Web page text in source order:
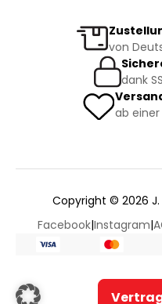
von
dank
ab
Copyright © 2026
Facebook|Instagram|